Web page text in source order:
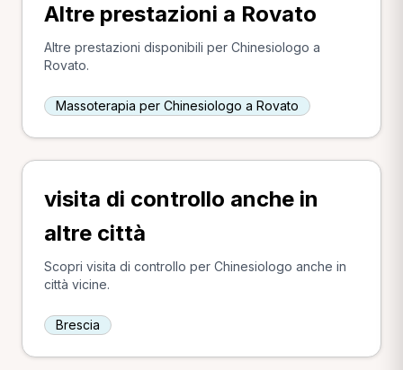
Altre prestazioni a Rovato
Altre prestazioni disponibili per Chinesiologo a
Rovato.
Massoterapia per Chinesiologo a Rovato
visita di controllo anche in
altre città
Scopri visita di controllo per Chinesiologo anche in
città vicine.
Brescia